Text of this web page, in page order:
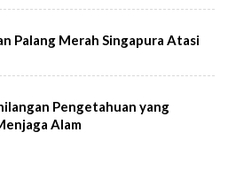
Palang Merah Singapura Atasi
Pengetahuan yang
Alam